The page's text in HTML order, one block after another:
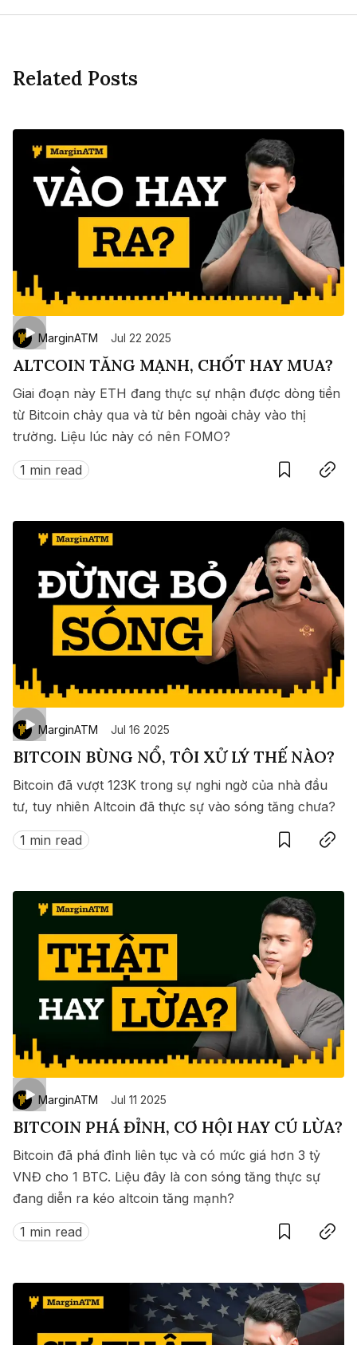
Related Posts
MarginATM Jul 22 2025
ALTCOIN TĂNG MẠNH, CHỐT HAY MUA?
Giai đoạn này ETH đang thực sự nhận được dòng tiền
từ Bitcoin chảy qua và từ bên ngoài chảy vào thị
trường. Liệu lúc này có nên FOMO?
1 min read
MarginATM Jul 16 2025
BITCOIN BÙNG NỔ, TÔI XỬ LÝ THẾ NÀO?
Bitcoin đã vượt 123K trong sự nghi ngờ của nhà đầu
tư, tuy nhiên Altcoin đã thực sự vào sóng tăng chưa?
1 min read
SaveCopy link
MarginATM Jul 11 2025
BITCOIN PHÁ ĐỈNH, CƠ HỘI HAY CÚ LỪA?
Bitcoin đã phá đỉnh liên tục và có mức giá hơn 3 tỷ
VNĐ cho 1 BTC. Liệu đây là con sóng tăng thực sự
đang diễn ra kéo altcoin tăng mạnh?
1 min read